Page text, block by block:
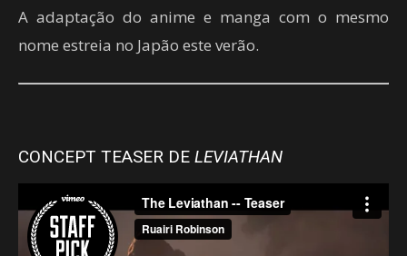
A adaptação do anime e manga com o mesmo
nome estreia no Japão este verão.
CONCEPT TEASER DE LEVIATHAN